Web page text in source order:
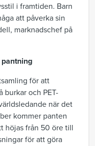
i framtiden. Barn
att påverka sin
marknadschef på
för att
och PET-
när det
kommer panten
höjas från 50 öre till
för att göra